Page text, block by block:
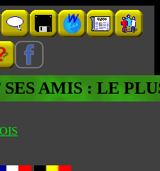
AMIS : LE